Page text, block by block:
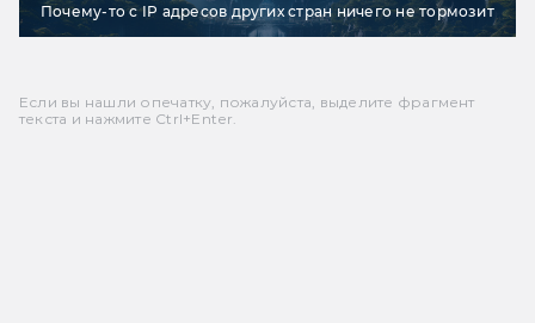
Почему-то с IP адресов других стран ничего не тормозит
Если вы нашли опечатку, пожалуйста, выделите фрагмент
текста и нажмите Ctrl+Enter.